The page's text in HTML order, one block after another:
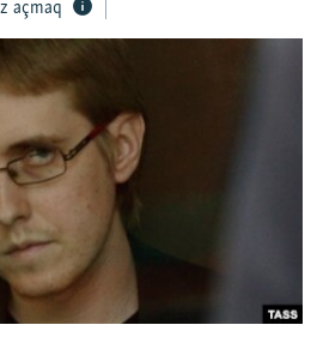
STANDARTLARIMIZ
açmaq